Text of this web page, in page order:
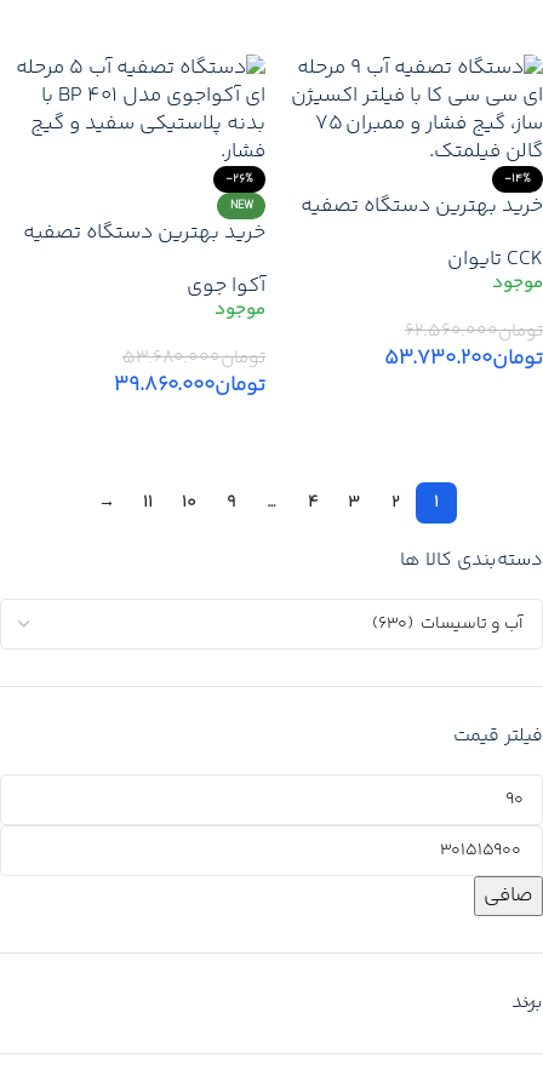
-14%
خرید بهترین دستگاه تصفیه
(اصلی) | با ارزانترین قیمت و
فیلتر اکسیژن ساز قدرتمند
CCK تایوان
تومان۶۲.۵۶۰.۰۰۰
تومان۵۳.۷۳۰.۲۰۰
-26%
NEW
خرید بهترین دستگاه تصفیه
۳ سال ضمانت و ارزانترین
قیمت بازار
آکوا جوی
تومان۵۳.۶۸۰.۰۰۰
تومان۳۹.۸۶۰.۰۰۰
1
2
3
4
…
9
10
11
→
دسته‌بندی کالا ها
فیلتر قیمت
صافی
برند